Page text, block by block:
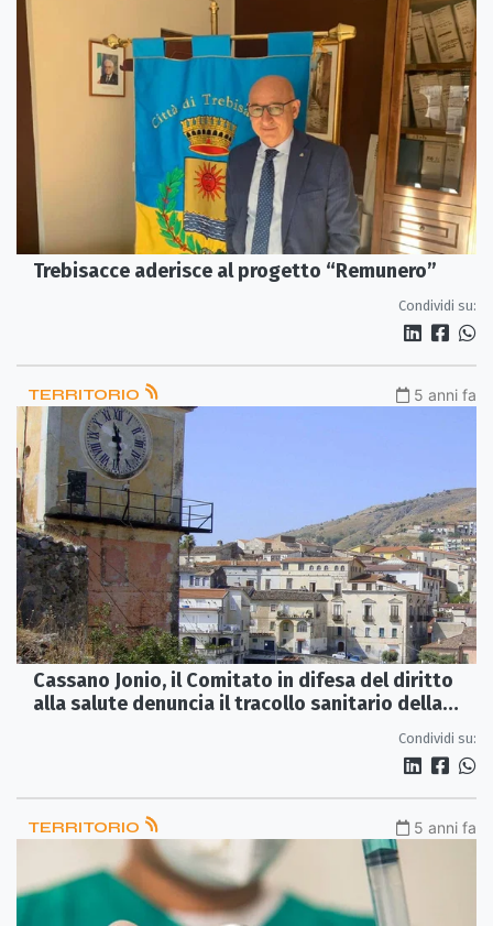
Trebisacce aderisce al progetto “Remunero”
Condividi su:
TERRITORIO 5 anni fa
Cassano Jonio, il Comitato in difesa del diritto
alla salute denuncia il tracollo sanitario della
Condividi su:
TERRITORIO 5 anni fa